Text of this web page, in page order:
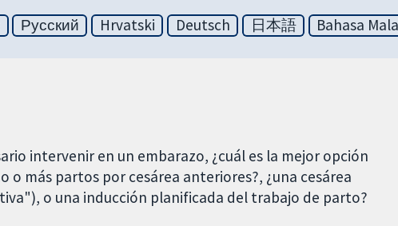
Русский Hrvatski Deutsch 日本語 Bahasa
intervenir en un embarazo, ¿cuál es la mejor opción
o más partos por cesárea anteriores?, ¿una cesárea
o una inducción planificada del trabajo de parto?